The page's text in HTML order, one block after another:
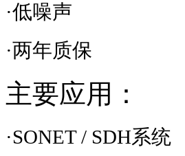
·低噪声
·两年质保
主要应用：
·SONET / SDH系统